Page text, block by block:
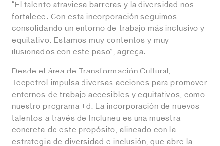
“El talento atraviesa barreras y la diversidad nos
fortalece. Con esta incorporación seguimos
consolidando un entorno de trabajo más inclusivo y
equitativo. Estamos muy contentos y muy
ilusionados con este paso”, agrega.
Desde el área de Transformación Cultural,
Tecpetrol impulsa diversas acciones para promover
entornos de trabajo accesibles y equitativos, como
nuestro programa +d. La incorporación de nuevos
talentos a través de Incluneu es una muestra
concreta de este propósito, alineado con la
estrategia de diversidad e inclusión, que abre la